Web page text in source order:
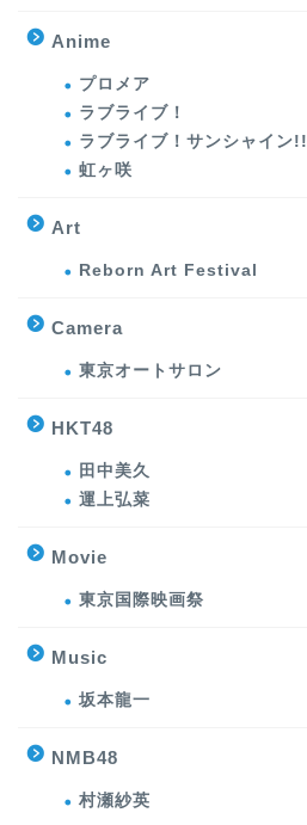
Anime
プロメア
ラブライブ！
ラブライブ！サンシャイン!!
虹ヶ咲
Art
Reborn Art Festival
Camera
東京オートサロン
HKT48
田中美久
運上弘菜
Movie
東京国際映画祭
Music
坂本龍一
NMB48
村瀬紗英